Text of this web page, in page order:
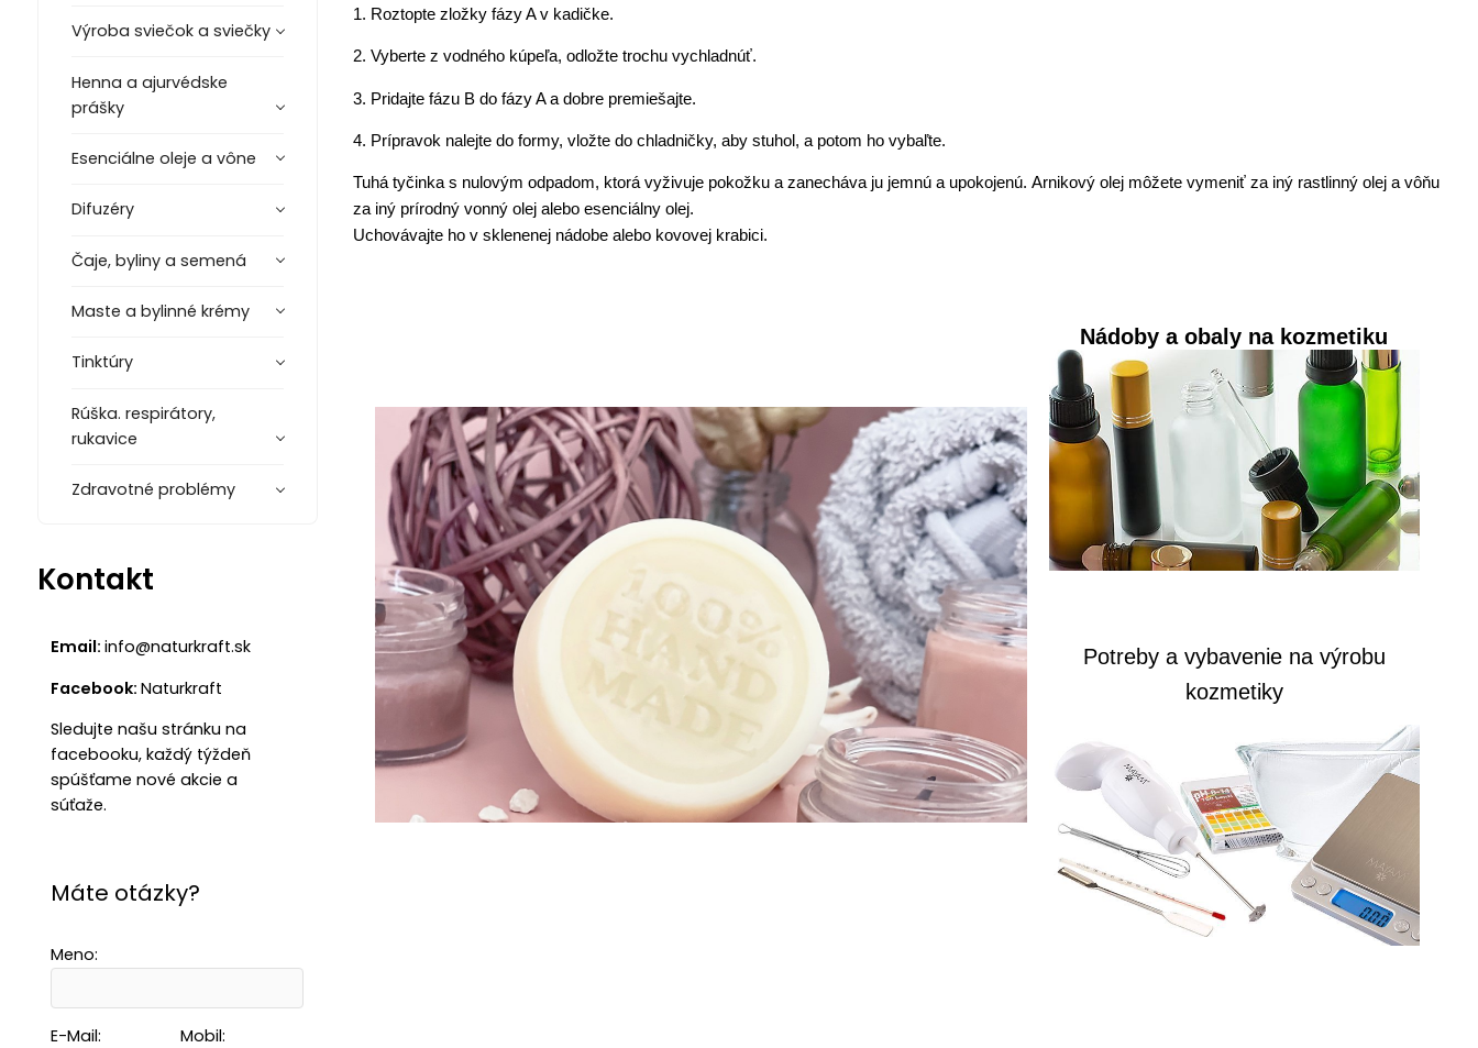
Výroba sviečok a sviečky
Henna a ajurvédske
prášky
Esenciálne oleje a vône
Difuzéry
Čaje, byliny a semená
Maste a bylinné krémy
Tinktúry
Rúška. respirátory,
rukavice
Zdravotné problémy
Kontakt
Email:info@naturkraft.sk
Facebook:Naturkraft
Sledujte našu stránku na
facebooku, každý týždeň
spúšťame nové akcie a
súťaže.
Máte otázky?
Meno:
E-Mail: Mobil:
1. Roztopte zložky fázy A v kadičke.
2. Vyberte z vodného kúpeľa, odložte trochu vychladnúť.
3. Pridajte fázu B do fázy A a dobre premiešajte.
4. Prípravok nalejte do formy, vložte do chladničky, aby stuhol, a potom ho vybaľte.
Tuhá tyčinka s nulovým odpadom, ktorá vyživuje pokožku a zanecháva ju jemnú a upokojenú. Arnikový olej môžete vymeniť za iný rastlinný olej a vôňu
za iný prírodný vonný olej alebo esenciálny olej.
Uchovávajte ho v sklenenej nádobe alebo kovovej krabici.
Nádoby a obaly na kozmetiku
Potreby a vybavenie na výrobu
kozmetiky